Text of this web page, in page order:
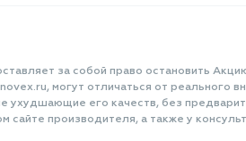
за собой право остановить
могут отличаться от реального
ухудшающие его качеств, без
сайте производителя, а также у